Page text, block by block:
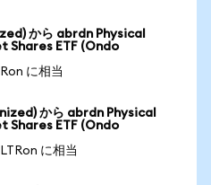
から abrdn Physical
Shares ETF (Ondo
に相当
から abrdn Physical
Shares ETF (Ondo
に相当